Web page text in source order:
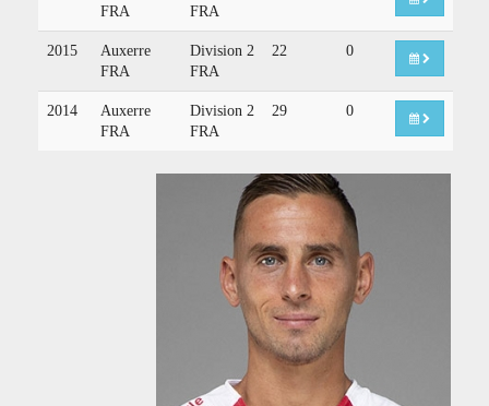
FRA
FRA
2015
Auxerre
FRA
Division 2
FRA
22 0
2014
Auxerre
FRA
Division 2
FRA
29 0